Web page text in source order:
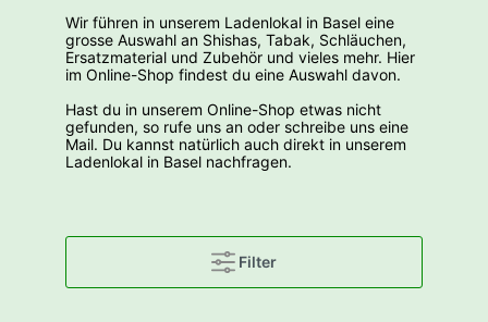
Wir führen in unserem Ladenlokal in Basel eine
grosse Auswahl an Shishas, Tabak, Schläuchen,
Ersatzmaterial und Zubehör und vieles mehr. Hier
im Online-Shop findest du eine Auswahl davon.
Hast du in unserem Online-Shop etwas nicht
gefunden, so rufe uns an oder schreibe uns eine
Mail. Du kannst natürlich auch direkt in unserem
Ladenlokal in Basel nachfragen.
Filter